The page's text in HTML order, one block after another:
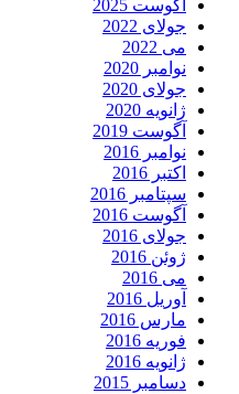
آگوست 2025
جولای 2022
می 2022
نوامبر 2020
جولای 2020
ژانویه 2020
آگوست 2019
نوامبر 2016
اکتبر 2016
سپتامبر 2016
آگوست 2016
جولای 2016
ژوئن 2016
می 2016
آوریل 2016
مارس 2016
فوریه 2016
ژانویه 2016
دسامبر 2015